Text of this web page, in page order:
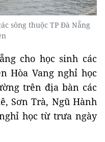
sông thuộc TP Đà Nẵng
cho học sinh các
Hòa Vang nghỉ học
trên địa bàn các
Sơn Trà, Ngũ Hành
học từ trưa ngày